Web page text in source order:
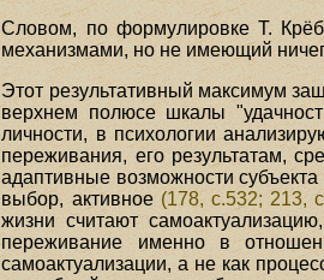
Словом, по формулировке Т.
механизмами, но не имеющий
Этот результативный максимум
верхнем полюсе шкалы
личности, в психологии
переживания, его результатам,
адаптивные возможности субъекта
выбор, активное (178, с.532; 213,
жизни считают
переживание именно в
самоактуализации, а не как